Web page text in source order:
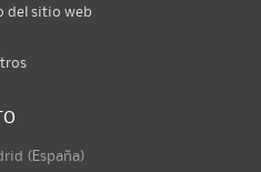
del sitio web
(España)